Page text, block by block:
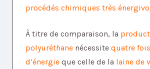
procédés chimiques très
À titre de comparaison, la
polyuréthane nécessite quatre
d’énergie que celle de la laine de